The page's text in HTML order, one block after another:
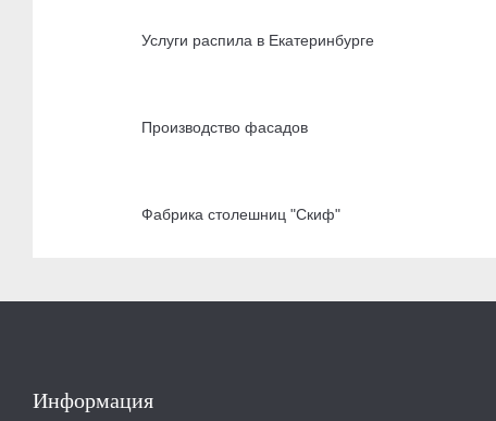
Услуги распила в Екатеринбурге
Производство фасадов
Фабрика столешниц "Скиф"
Информация